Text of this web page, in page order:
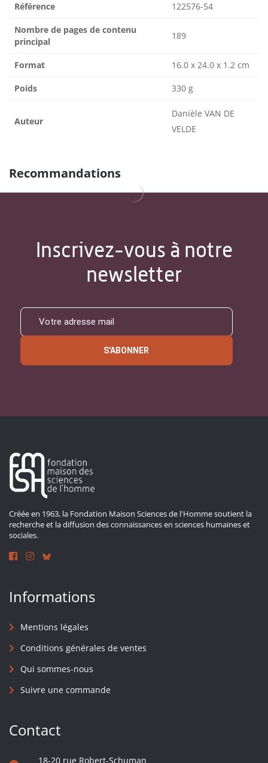
Référence 122576-54
Nombre de pages de contenu
principal
189
Format 16.0 x 24.0 x 1.2 cm
Poids 330 g
Auteur
Danièle VAN DE
VELDE
Recommandations
Inscrivez-vous à notre
newsletter
S'ABONNER
Créée en 1963, la Fondation Maison Sciences de l'Homme soutient la
recherche et la diffusion des connaissances en sciences humaines et
sociales.
Informations
Mentions légales
Conditions générales de ventes
Qui sommes-nous
Suivre une commande
Contact
18-20 rue Robert-Schuman